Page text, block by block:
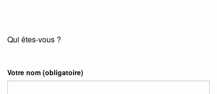
Qui êtes-vous ?
Votre nom (obligatoire)